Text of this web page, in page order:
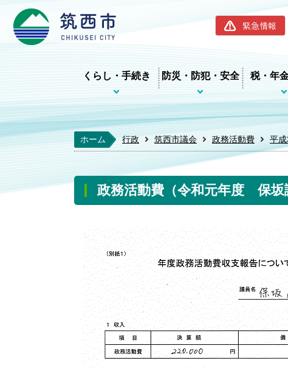
筑西市ホームペ
緊急情報
くらし・手続き 防災・防犯・安全 税・年
ホーム 行政 筑西市議会 政務活動費 平
政務活動費（令和元年度 保坂